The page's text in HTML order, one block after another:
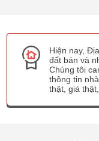
Hiện nay,
đất bán và
Chúng tôi
thông tin
thật, giá